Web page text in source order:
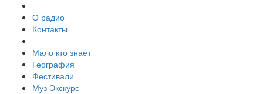
О радио
Контакты
Мало кто знает
География
Фестивали
Муз Экскурс